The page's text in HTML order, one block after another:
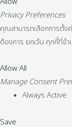
Privacy Preferences
คุณสามารถเลือกการตั้ง
ต้องการ ยกเว้น คุกกี้ที่จำ
Allow All
Manage Consent
Always Active
Save